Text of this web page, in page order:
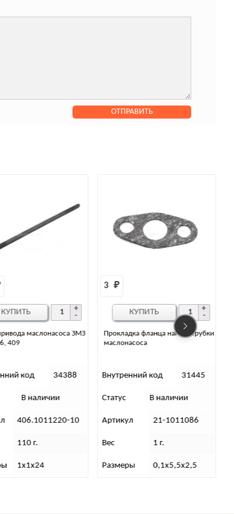
фланца нагнет. трубки
код 31445
В наличии
21-1011086
1 г.
0,1х5,5х2,5
КУПИТЬ
Маслонасос ЗМЗ-5143.10 с
валиком привода (Е-2/3)
Внутренний код 35318
Статус Нет в наличии
Артикул 514.1011004
Вес 1 670 г.
Размеры 17,5х21,5х15